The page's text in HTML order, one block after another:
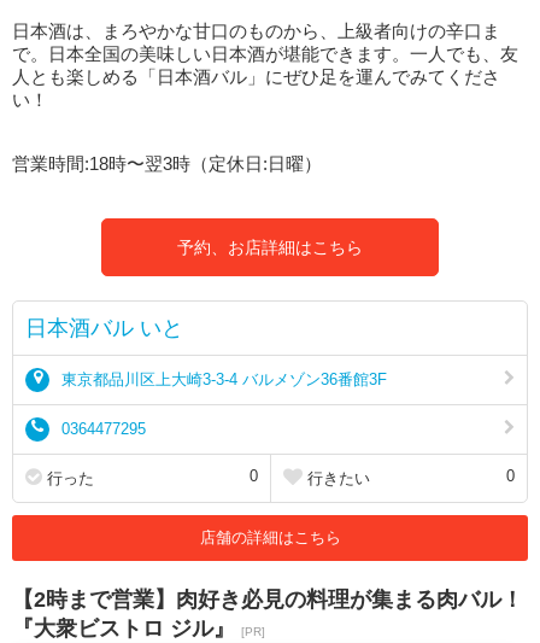
日本酒は、まろやかな甘口のものから、上級者向けの辛口ま
で。日本全国の美味しい日本酒が堪能できます。一人でも、友
人とも楽しめる「日本酒バル」にぜひ足を運んでみてくださ
い！
営業時間:18時〜翌3時（定休日:日曜）
予約、お店詳細はこちら
日本酒バル いと
東京都品川区上大崎3-3-4 バルメゾン36番館3F
0364477295
行った 0 行きたい 0
店舗の詳細はこちら
【2時まで営業】肉好き必見の料理が集まる肉バル！
『大衆ビストロ ジル』
[PR]